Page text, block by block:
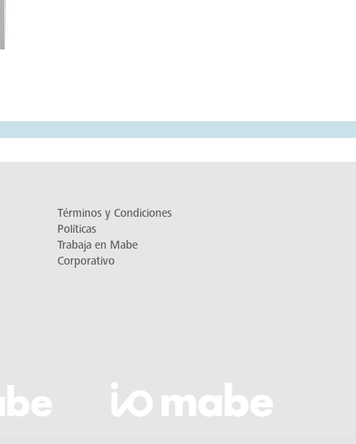
Términos y Condiciones
Políticas
Trabaja en Mabe
Corporativo